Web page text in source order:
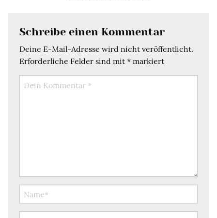
Schreibe einen Kommentar
Deine E-Mail-Adresse wird nicht veröffentlicht.
Erforderliche Felder sind mit * markiert